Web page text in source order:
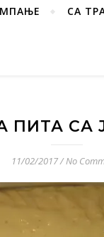
СА
ПИТА СА
11/02/2017/No